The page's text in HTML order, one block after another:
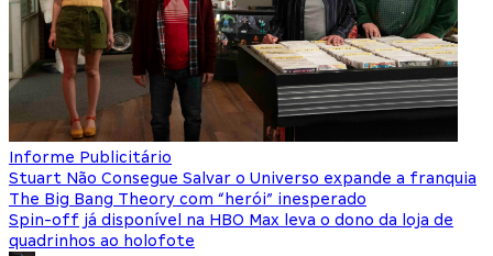
Informe Publicitário
Stuart Não Consegue Salvar o Universo expande a franquia
The Big Bang Theory com “herói” inesperado
Spin-off já disponível na HBO Max leva o dono da loja de
quadrinhos ao holofote